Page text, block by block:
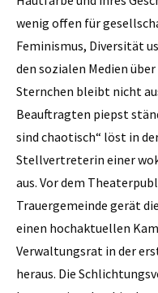
wenig offen für
Feminismus, Diversität
den sozialen Medien
Sternchen bleibt nicht
Beauftragten piepst
sind chaotisch“ löst in
Stellvertreterin einer
aus. Vor dem
Trauergemeinde gerät
einen hochaktuellen
Verwaltungsrat in der
heraus. Die